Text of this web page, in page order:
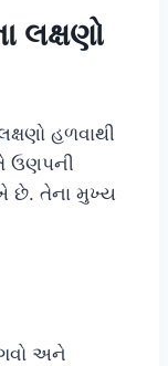
લક્ષણો
હળવાથી
ઉણપની
છે. તેના મુખ્ય
અને